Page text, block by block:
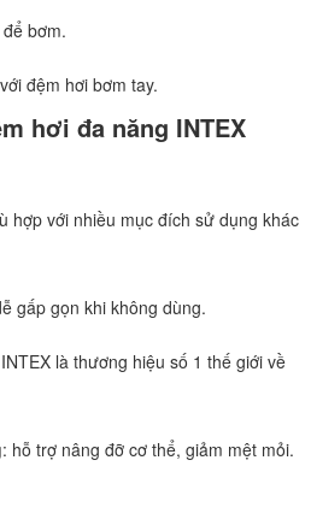
bơm.
đệm hơi bơm tay.
hơi đa năng INTEX
hợp với nhiều mục đích sử dụng khác
gấp gọn khi không dùng.
là thương hiệu số 1 thế giới về
: hỗ trợ nâng đỡ cơ thể, giảm mệt mỏi.